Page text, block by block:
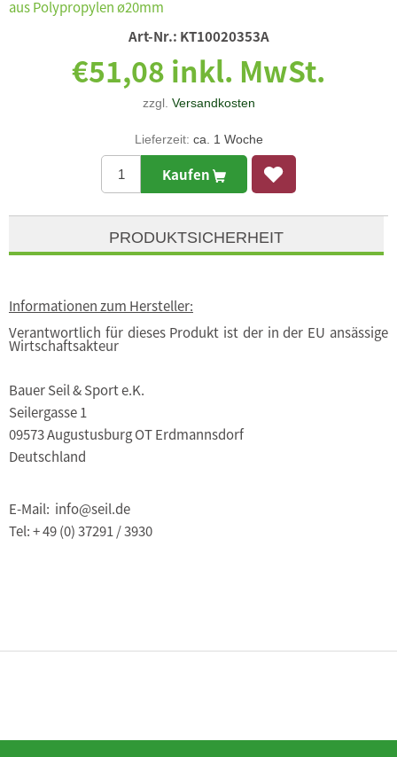
aus Polypropylen ø20mm
Art-Nr.: KT10020353A
€51,08 inkl. MwSt.
zzgl. Versandkosten
Lieferzeit: ca. 1 Woche
Kaufen
PRODUKTSICHERHEIT
Informationen zum Hersteller:
Verantwortlich für dieses Produkt ist der in der EU ansässige
Wirtschaftsakteur
Bauer Seil & Sport e.K.
Seilergasse 1
09573 Augustusburg OT Erdmannsdorf
Deutschland
E-Mail: info@seil.de
Tel: + 49 (0) 37291 / 3930